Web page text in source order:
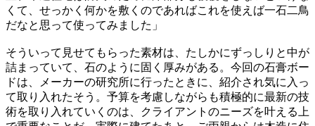
くて、せっかく何かを敷くのであればこれを使えば一石二鳥
だなと思って使ってみました」
そういって見せてもらった素材は、たしかにずっしりと中が
詰まっていて、石のように固く厚みがある。今回の石膏ボー
ドは、メーカーの研究所に行ったときに、紹介され気に入っ
て取り入れたそう。予算を考慮しながらも積極的に最新の技
術を取り入れていくのは、クライアントのニーズを叶える上